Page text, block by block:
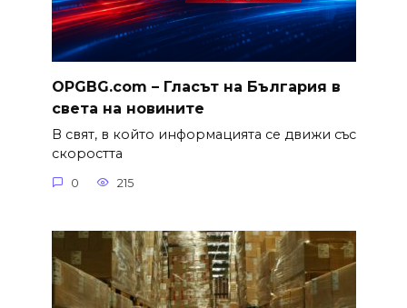
OPGBG.com – Гласът на България в
света на новините
В свят, в който информацията се движи със
скоростта
0 215